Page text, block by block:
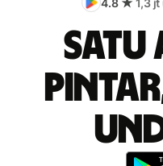
4.8 ★ 1,3
Satu